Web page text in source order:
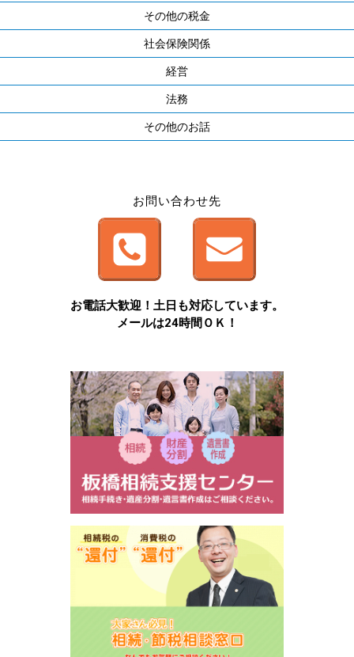
その他の税金
社会保険関係
経営
法務
その他のお話
お問い合わせ先
お電話大歓迎！土日も対応しています。
メールは24時間ＯＫ！